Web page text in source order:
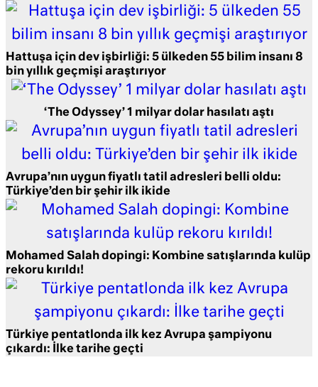
Hattuşa için dev işbirliği: 5 ülkeden 55 bilim insanı 8
bin yıllık geçmişi araştırıyor
‘The Odyssey’ 1 milyar dolar hasılatı aştı
Avrupa’nın uygun fiyatlı tatil adresleri belli oldu:
Türkiye’den bir şehir ilk ikide
Mohamed Salah dopingi: Kombine satışlarında kulüp
rekoru kırıldı!
Türkiye pentatlonda ilk kez Avrupa şampiyonu
çıkardı: İlke tarihe geçti